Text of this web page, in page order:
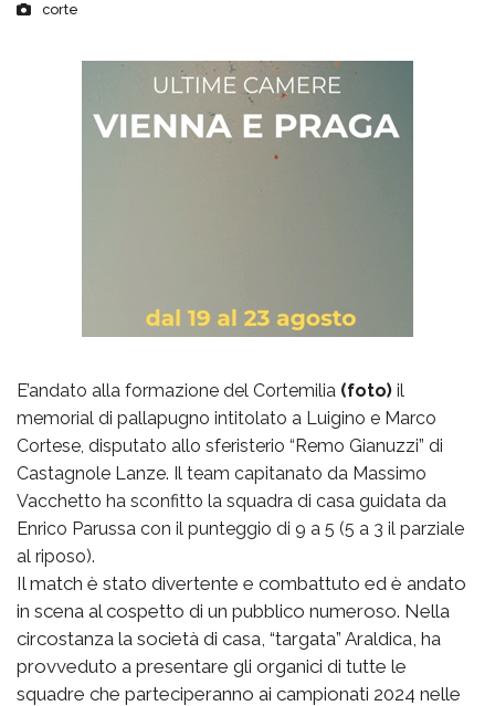
corte
E’andato alla formazione del Cortemilia (foto) il
memorial di pallapugno intitolato a Luigino e Marco
Cortese, disputato allo sferisterio “Remo Gianuzzi” di
Castagnole Lanze. Il team capitanato da Massimo
Vacchetto ha sconfitto la squadra di casa guidata da
Enrico Parussa con il punteggio di 9 a 5 (5 a 3 il parziale
al riposo).
Il match è stato divertente e combattuto ed è andato
in scena al cospetto di un pubblico numeroso. Nella
circostanza la società di casa, “targata” Araldica, ha
provveduto a presentare gli organici di tutte le
squadre che parteciperanno ai campionati 2024 nelle